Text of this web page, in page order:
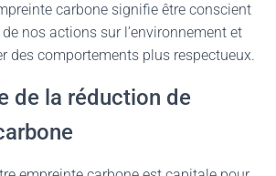
carbone signifie être conscient
nos actions sur l’environnement et
des comportements plus respectueux.
de la réduction de